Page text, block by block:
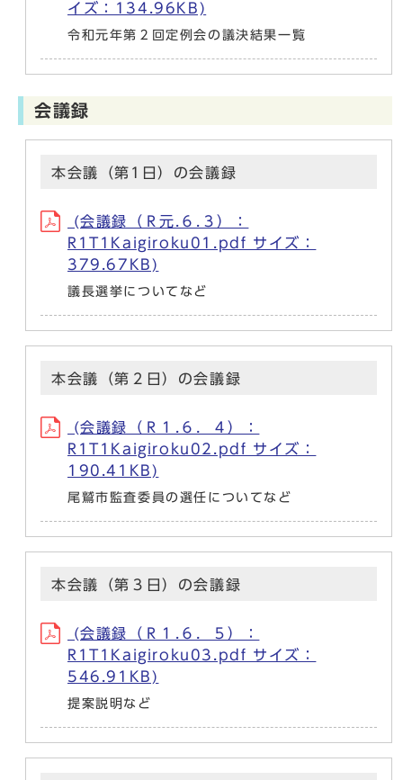
イズ：134.96KB)
令和元年第２回定例会の議決結果一覧
会議録
本会議（第1日）の会議録
(会議録（Ｒ元.６.３）：
R1T1Kaigiroku01.pdf サイズ：
379.67KB)
議長選挙についてなど
本会議（第２日）の会議録
(会議録（Ｒ１.６．４）：
R1T1Kaigiroku02.pdf サイズ：
190.41KB)
尾鷲市監査委員の選任についてなど
本会議（第３日）の会議録
(会議録（Ｒ１.６．５）：
R1T1Kaigiroku03.pdf サイズ：
546.91KB)
提案説明など